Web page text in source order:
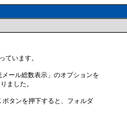
ています。
メール総数表示」のオプションを
ました。
ボタンを押下すると、フォルダ